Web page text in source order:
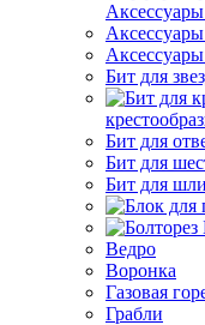
Бит для
Бит для
Бит для
Бит для
Ведро
Воронка
Газовая
Грабли